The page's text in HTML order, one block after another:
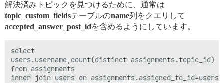
解決済みトピックを見つけるために、通常は
topic_custom_fieldsテーブルのname列をクエリして
accepted_answer_post_idを含めるようにしています。
select
users.username,count(distinct assignments.topic_id)
from assignments
inner join users on